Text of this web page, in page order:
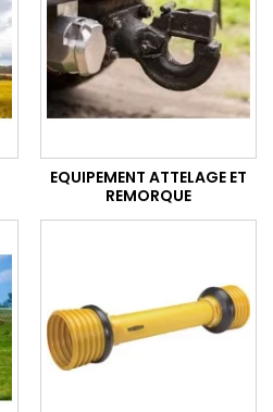
EQUIPEMENT ATTELAGE ET
REMORQUE